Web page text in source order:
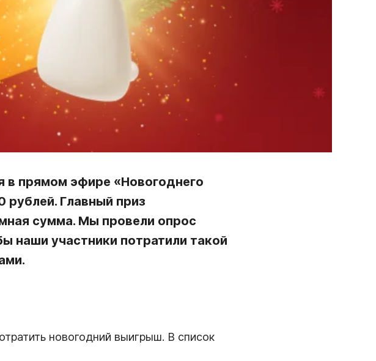
в прямом эфире «Новогоднего
рублей. Главный приз
сумма. Мы провели опрос
наши участники потратили такой
.
новогодний выигрыш. В список